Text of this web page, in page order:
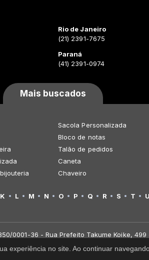
Rio de Janeiro
(21) 2391-7675
Paraná
(41) 2391-0974
Mais buscados
Sacola Personalizada
Bloco de notas
Talão de pedidos
Caneta
Chaveiro
K L M N O P Q R S T U
0001-36 - Rua Prefeito Takume Koike,
experiência no site. Ao continuar